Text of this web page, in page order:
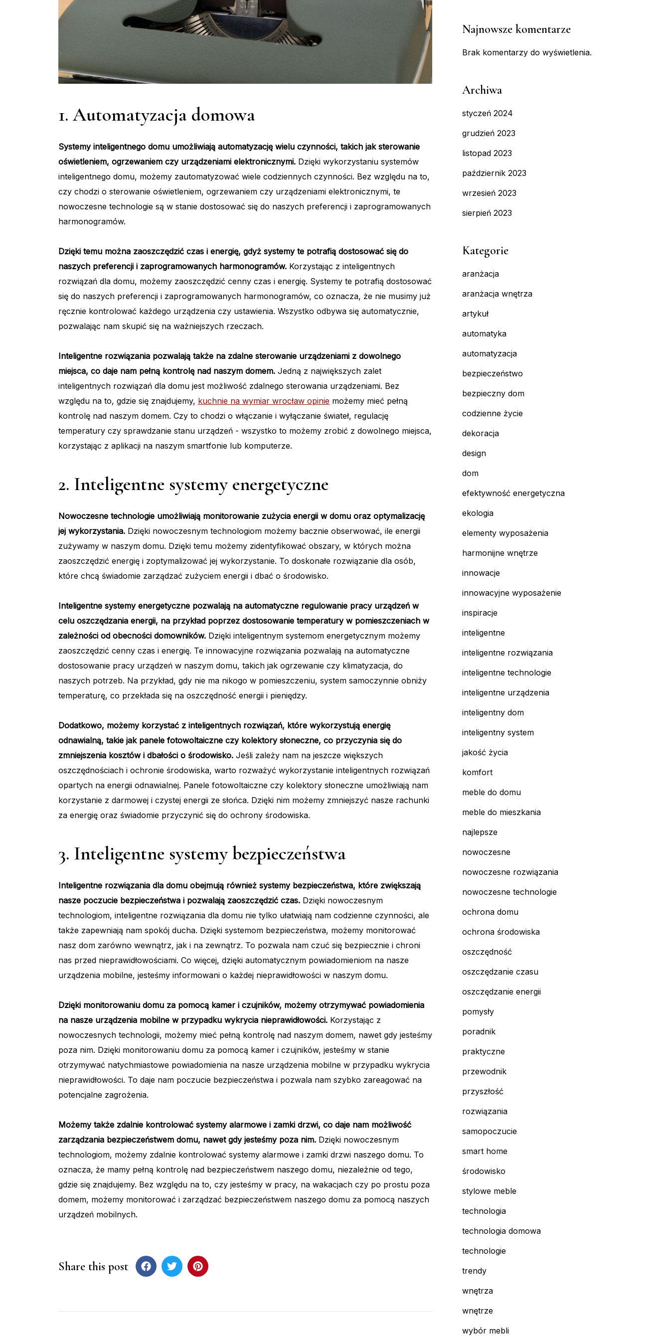
1. Automatyzacja domowa
Systemy inteligentnego domu umożliwiają automatyzację wielu czynności, takich jak sterowanie
oświetleniem, ogrzewaniem czy urządzeniami elektronicznymi. Dzięki wykorzystaniu systemów
inteligentnego domu, możemy zautomatyzować wiele codziennych czynności. Bez względu na to,
czy chodzi o sterowanie oświetleniem, ogrzewaniem czy urządzeniami elektronicznymi, te
nowoczesne technologie są w stanie dostosować się do naszych preferencji i zaprogramowanych
harmonogramów.
Dzięki temu można zaoszczędzić czas i energię, gdyż systemy te potrafią dostosować się do
naszych preferencji i zaprogramowanych harmonogramów. Korzystając z inteligentnych
rozwiązań dla domu, możemy zaoszczędzić cenny czas i energię. Systemy te potrafią dostosować
się do naszych preferencji i zaprogramowanych harmonogramów, co oznacza, że nie musimy już
ręcznie kontrolować każdego urządzenia czy ustawienia. Wszystko odbywa się automatycznie,
pozwalając nam skupić się na ważniejszych rzeczach.
Inteligentne rozwiązania pozwalają także na zdalne sterowanie urządzeniami z dowolnego
miejsca, co daje nam pełną kontrolę nad naszym domem. Jedną z największych zalet
inteligentnych rozwiązań dla domu jest możliwość zdalnego sterowania urządzeniami. Bez
względu na to, gdzie się znajdujemy, kuchnie na wymiar wrocław opinie możemy mieć pełną
kontrolę nad naszym domem. Czy to chodzi o włączanie i wyłączanie świateł, regulację
temperatury czy sprawdzanie stanu urządzeń - wszystko to możemy zrobić z dowolnego miejsca,
korzystając z aplikacji na naszym smartfonie lub komputerze.
2. Inteligentne systemy energetyczne
Nowoczesne technologie umożliwiają monitorowanie zużycia energii w domu oraz optymalizację
jej wykorzystania. Dzięki nowoczesnym technologiom możemy bacznie obserwować, ile energii
zużywamy w naszym domu. Dzięki temu możemy zidentyfikować obszary, w których można
zaoszczędzić energię i zoptymalizować jej wykorzystanie. To doskonałe rozwiązanie dla osób,
które chcą świadomie zarządzać zużyciem energii i dbać o środowisko.
Inteligentne systemy energetyczne pozwalają na automatyczne regulowanie pracy urządzeń w
celu oszczędzania energii, na przykład poprzez dostosowanie temperatury w pomieszczeniach w
zależności od obecności domowników. Dzięki inteligentnym systemom energetycznym możemy
zaoszczędzić cenny czas i energię. Te innowacyjne rozwiązania pozwalają na automatyczne
dostosowanie pracy urządzeń w naszym domu, takich jak ogrzewanie czy klimatyzacja, do
naszych potrzeb. Na przykład, gdy nie ma nikogo w pomieszczeniu, system samoczynnie obniży
temperaturę, co przekłada się na oszczędność energii i pieniędzy.
Dodatkowo, możemy korzystać z inteligentnych rozwiązań, które wykorzystują energię
odnawialną, takie jak panele fotowoltaiczne czy kolektory słoneczne, co przyczynia się do
zmniejszenia kosztów i dbałości o środowisko. Jeśli zależy nam na jeszcze większych
oszczędnościach i ochronie środowiska, warto rozważyć wykorzystanie inteligentnych rozwiązań
opartych na energii odnawialnej. Panele fotowoltaiczne czy kolektory słoneczne umożliwiają nam
korzystanie z darmowej i czystej energii ze słońca. Dzięki nim możemy zmniejszyć nasze rachunki
za energię oraz świadomie przyczynić się do ochrony środowiska.
3. Inteligentne systemy bezpieczeństwa
Inteligentne rozwiązania dla domu obejmują również systemy bezpieczeństwa, które zwiększają
nasze poczucie bezpieczeństwa i pozwalają zaoszczędzić czas. Dzięki nowoczesnym
technologiom, inteligentne rozwiązania dla domu nie tylko ułatwiają nam codzienne czynności, ale
także zapewniają nam spokój ducha. Dzięki systemom bezpieczeństwa, możemy monitorować
nasz dom zarówno wewnątrz, jak i na zewnątrz. To pozwala nam czuć się bezpiecznie i chroni
nas przed nieprawidłowościami. Co więcej, dzięki automatycznym powiadomieniom na nasze
urządzenia mobilne, jesteśmy informowani o każdej nieprawidłowości w naszym domu.
Dzięki monitorowaniu domu za pomocą kamer i czujników, możemy otrzymywać powiadomienia
na nasze urządzenia mobilne w przypadku wykrycia nieprawidłowości. Korzystając z
nowoczesnych technologii, możemy mieć pełną kontrolę nad naszym domem, nawet gdy jesteśmy
poza nim. Dzięki monitorowaniu domu za pomocą kamer i czujników, jesteśmy w stanie
otrzymywać natychmiastowe powiadomienia na nasze urządzenia mobilne w przypadku wykrycia
nieprawidłowości. To daje nam poczucie bezpieczeństwa i pozwala nam szybko zareagować na
potencjalne zagrożenia.
Możemy także zdalnie kontrolować systemy alarmowe i zamki drzwi, co daje nam możliwość
zarządzania bezpieczeństwem domu, nawet gdy jesteśmy poza nim. Dzięki nowoczesnym
technologiom, możemy zdalnie kontrolować systemy alarmowe i zamki drzwi naszego domu. To
oznacza, że mamy pełną kontrolę nad bezpieczeństwem naszego domu, niezależnie od tego,
gdzie się znajdujemy. Bez względu na to, czy jesteśmy w pracy, na wakacjach czy po prostu poza
domem, możemy monitorować i zarządzać bezpieczeństwem naszego domu za pomocą naszych
urządzeń mobilnych.
Share this post
Najnowsze komentarze
Brak komentarzy do wyświetlenia.
Archiwa
styczeń 2024
grudzień 2023
listopad 2023
październik 2023
wrzesień 2023
sierpień 2023
Kategorie
aranżacja
aranżacja wnętrza
artykuł
automatyka
automatyzacja
bezpieczeństwo
bezpieczny dom
codzienne życie
dekoracja
design
dom
efektywność energetyczna
ekologia
elementy wyposażenia
harmonijne wnętrze
innowacje
innowacyjne wyposażenie
inspiracje
inteligentne
inteligentne rozwiązania
inteligentne technologie
inteligentne urządzenia
inteligentny dom
inteligentny system
jakość życia
komfort
meble do domu
meble do mieszkania
najlepsze
nowoczesne
nowoczesne rozwiązania
nowoczesne technologie
ochrona domu
ochrona środowiska
oszczędność
oszczędzanie czasu
oszczędzanie energii
pomysły
poradnik
praktyczne
przewodnik
przyszłość
rozwiązania
samopoczucie
smart home
środowisko
stylowe meble
technologia
technologia domowa
technologie
trendy
wnętrza
wnętrze
wybór mebli